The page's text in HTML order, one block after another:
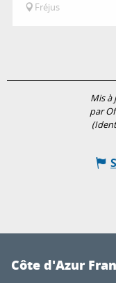
Fréjus
Mis à
par
Côte d'Azur